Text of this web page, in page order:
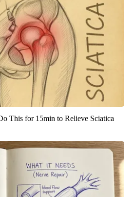
This for 15min to Relieve Sciatica